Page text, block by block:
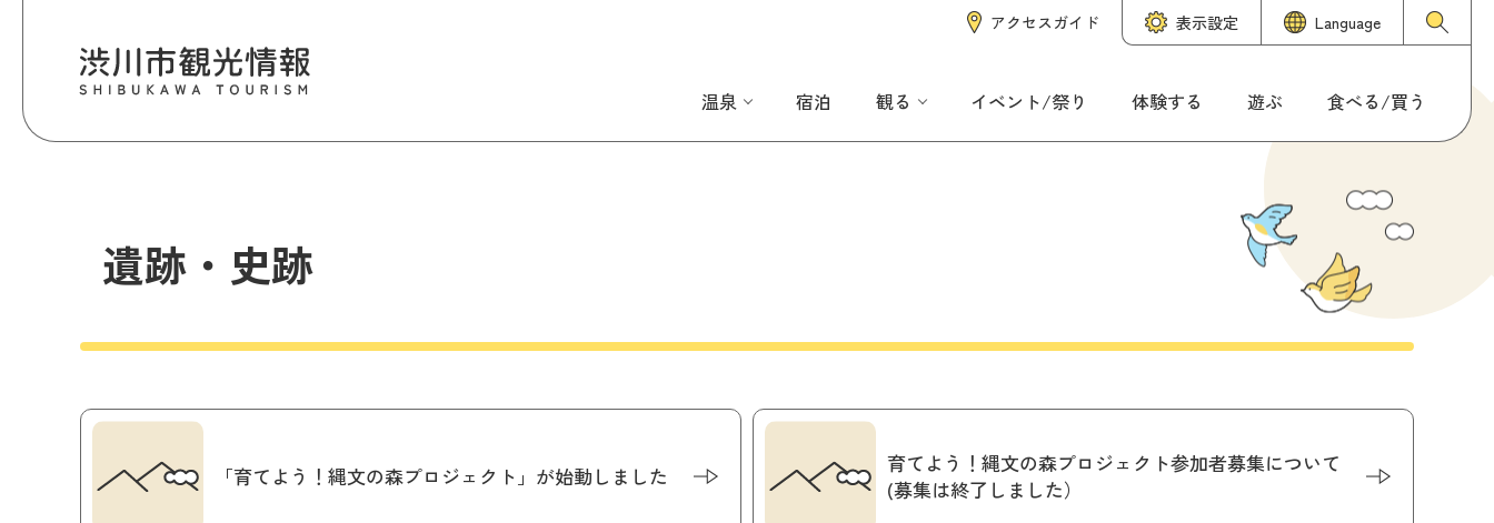
アクセスガイド 表示設定 Language
温泉 宿泊 観る イベント/祭り 体験する 遊ぶ 食べる/買う
遺跡・史跡
「育てよう！縄文の森プロジェクト」が始動しました
育てよう！縄文の森プロジェクト参加者募集について
(募集は終了しました）